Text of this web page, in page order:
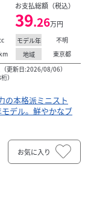
バイク館福岡店
ズのZシリーズ
エンジンは、高
！３...
お支払総額（税込）
39.26万円
モデル年
不明
km 地域
東京都
更新日:2026/08/06）
）
の本格派ミニスト
デル。鮮やかなブ
お気に入り